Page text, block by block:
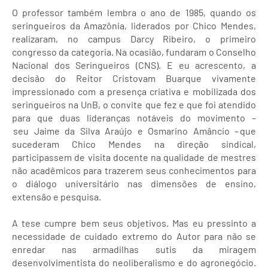
O professor também lembra o ano de 1985, quando os
seringueiros da Amazônia, liderados por Chico Mendes,
realizaram, no campus Darcy Ribeiro, o primeiro
congresso da categoria. Na ocasião, fundaram o Conselho
Nacional dos Seringueiros (CNS). E eu acrescento, a
decisão do Reitor Cristovam Buarque vivamente
impressionado com a presença criativa e mobilizada dos
seringueiros na UnB, o convite que fez e que foi atendido
para que duas lideranças notáveis do movimento –
seu Jaime da Silva Araújo e Osmarino Amâncio – que
sucederam Chico Mendes na direção sindical,
participassem de visita docente na qualidade de mestres
não acadêmicos para trazerem seus conhecimentos para
o diálogo universitário nas dimensões de ensino,
extensão e pesquisa.
A tese cumpre bem seus objetivos. Mas eu pressinto a
necessidade de cuidado extremo do Autor para não se
enredar nas armadilhas sutis da miragem
desenvolvimentista do neoliberalismo e do agronegócio.